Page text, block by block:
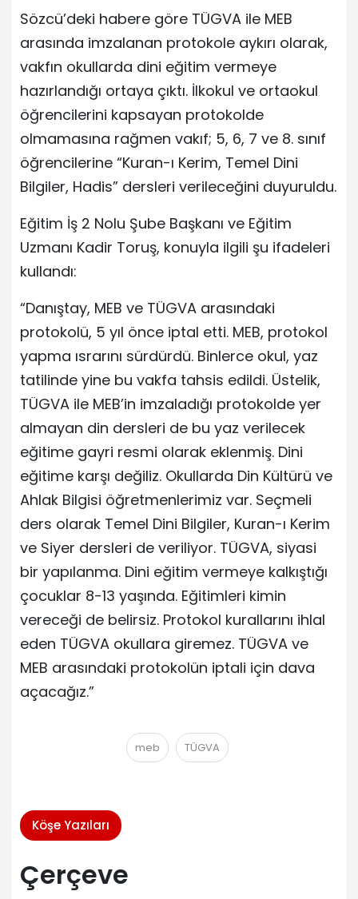
Sözcü’deki habere göre TÜGVA ile MEB
arasında imzalanan protokole aykırı olarak,
vakfın okullarda dini eğitim vermeye
hazırlandığı ortaya çıktı. İlkokul ve ortaokul
öğrencilerini kapsayan protokolde
olmamasına rağmen vakıf; 5, 6, 7 ve 8. sınıf
öğrencilerine “Kuran-ı Kerim, Temel Dini
Bilgiler, Hadis” dersleri verileceğini duyuruldu.
Eğitim İş 2 Nolu Şube Başkanı ve Eğitim
Uzmanı Kadir Toruş, konuyla ilgili şu ifadeleri
kullandı:
“Danıştay, MEB ve TÜGVA arasındaki
protokolü, 5 yıl önce iptal etti. MEB, protokol
yapma ısrarını sürdürdü. Binlerce okul, yaz
tatilinde yine bu vakfa tahsis edildi. Üstelik,
TÜGVA ile MEB’in imzaladığı protokolde yer
almayan din dersleri de bu yaz verilecek
eğitime gayri resmi olarak eklenmiş. Dini
eğitime karşı değiliz. Okullarda Din Kültürü ve
Ahlak Bilgisi öğretmenlerimiz var. Seçmeli
ders olarak Temel Dini Bilgiler, Kuran-ı Kerim
ve Siyer dersleri de veriliyor. TÜGVA, siyasi
bir yapılanma. Dini eğitim vermeye kalkıştığı
çocuklar 8-13 yaşında. Eğitimleri kimin
vereceği de belirsiz. Protokol kurallarını ihlal
eden TÜGVA okullara giremez. TÜGVA ve
MEB arasındaki protokolün iptali için dava
açacağız.”
meb TÜGVA
Köşe Yazıları
Çerçeve